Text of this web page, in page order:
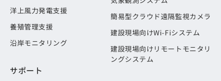
洋上風力発電支援
養殖管理支援
沿岸モニタリング
簡易型クラウド遠隔監視カメラ
建設現場向けWi-Fiシステム
建設現場向けリモートモニタリ
ングシステム
サポート